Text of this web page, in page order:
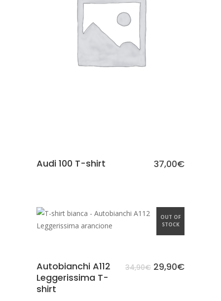
SCEGLI
Audi 100 T-shirt 37,00€
SALE
OUT OF
STOCK
Autobianchi A112
Leggerissima T-
shirt
34,90€ 29,90€